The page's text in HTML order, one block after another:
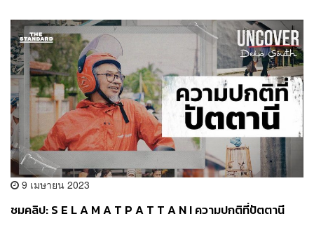
9 เมษายน 2023
ชมคลิป: S E L A M A T P A T T A N I ความปกติที่ปัตตานี